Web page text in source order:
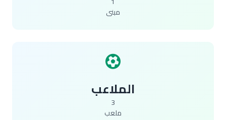
مبنى
الملاعب
3
ملعب